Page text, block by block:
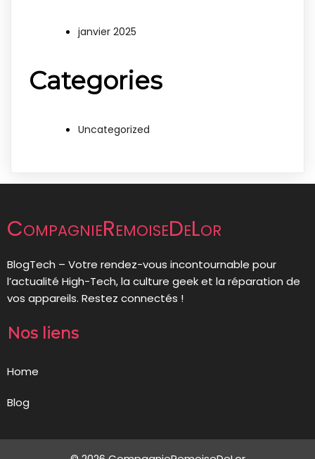
janvier 2025
Categories
Uncategorized
CompagnieRemoiseDeLor
BlogTech – Votre rendez-vous incontournable pour
l’actualité High-Tech, la culture geek et la réparation de
vos appareils. Restez connectés !
Nos liens
Home
Blog